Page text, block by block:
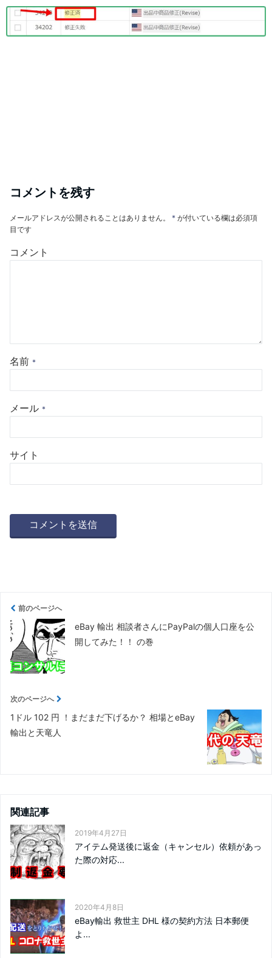
コメントを残す
メールアドレスが公開されることはありません。 * が付いている欄は必須項
目です
コメント
名前 *
メール *
サイト
前のページへ
eBay 輸出 相談者さんにPayPalの個人口座を公
開してみた！！ の巻
次のページへ
1ドル 102 円 ！まだまだ下げるか？ 相場とeBay
輸出と天竜人
関連記事
2019年4月27日
アイテム発送後に返金（キャンセル）依頼があっ
た際の対応...
2020年4月8日
eBay輸出 救世主 DHL 様の契約方法 日本郵便
よ...